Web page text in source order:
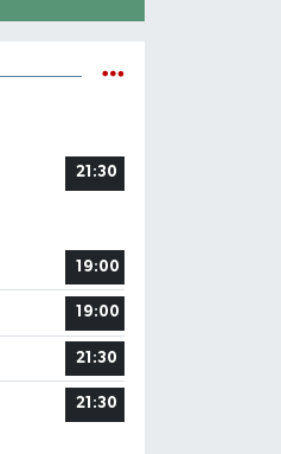
21:30
19:00
19:00
21:30
21:30